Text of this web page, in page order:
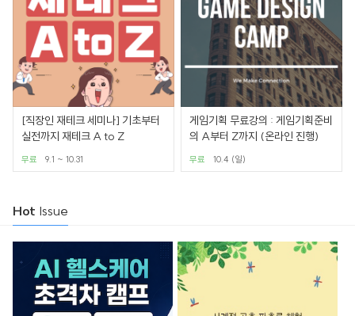
[직장인 재테크 세미나] 기초부터
실전까지 재테크 A to Z
무료 9.1 ~ 10.31
게임기획 무료강의 : 게임기획준비
의 A부터 Z까지 (온라인 진행)
무료 10.4 (일)
Hot Issue